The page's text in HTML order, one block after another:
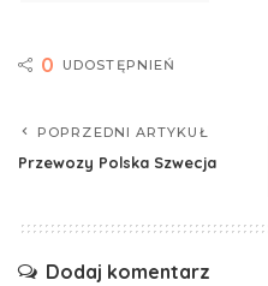
0 UDOSTĘPNIEŃ
POPRZEDNI ARTYKUŁ
Przewozy Polska Szwecja
Dodaj komentarz